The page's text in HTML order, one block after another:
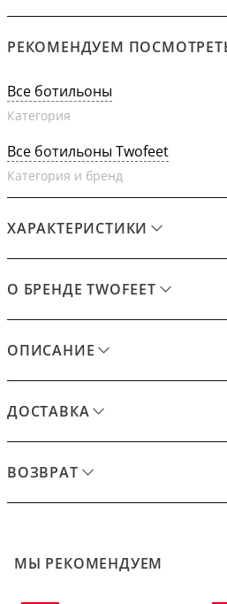
РЕКОМЕНДУЕМ
Все ботильоны
Категория
Все ботильоны Twofeet
Категория и бренд
ХАРАКТЕРИСТИКИ
О БРЕНДЕ TWOFEET
ОПИСАНИЕ
ДОСТАВКА
ВОЗВРАТ
МЫ РЕКОМЕНДУЕМ